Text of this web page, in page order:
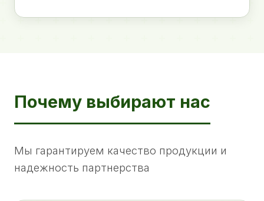
Почему выбирают нас
Мы гарантируем качество продукции и
надежность партнерства